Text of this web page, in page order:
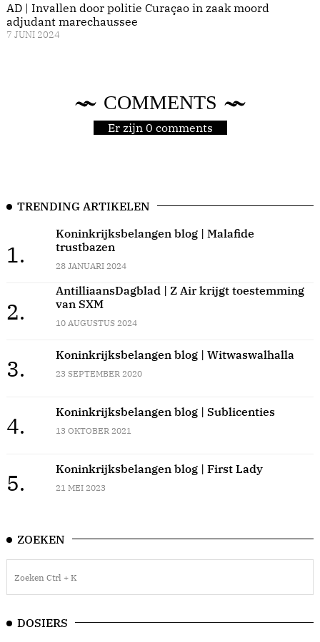
AD | Invallen door politie Curaçao in zaak moord
adjudant marechaussee
7 JUNI 2024
COMMENTS
Er zijn 0 comments
TRENDING ARTIKELEN
1.
Koninkrijksbelangen blog | Malafide
trustbazen
28 JANUARI 2024
2.
AntilliaansDagblad | Z Air krijgt toestemming
van SXM
10 AUGUSTUS 2024
3.
Koninkrijksbelangen blog | Witwaswalhalla
23 SEPTEMBER 2020
4.
Koninkrijksbelangen blog | Sublicenties
13 OKTOBER 2021
5.
Koninkrijksbelangen blog | First Lady
21 MEI 2023
ZOEKEN
DOSIERS